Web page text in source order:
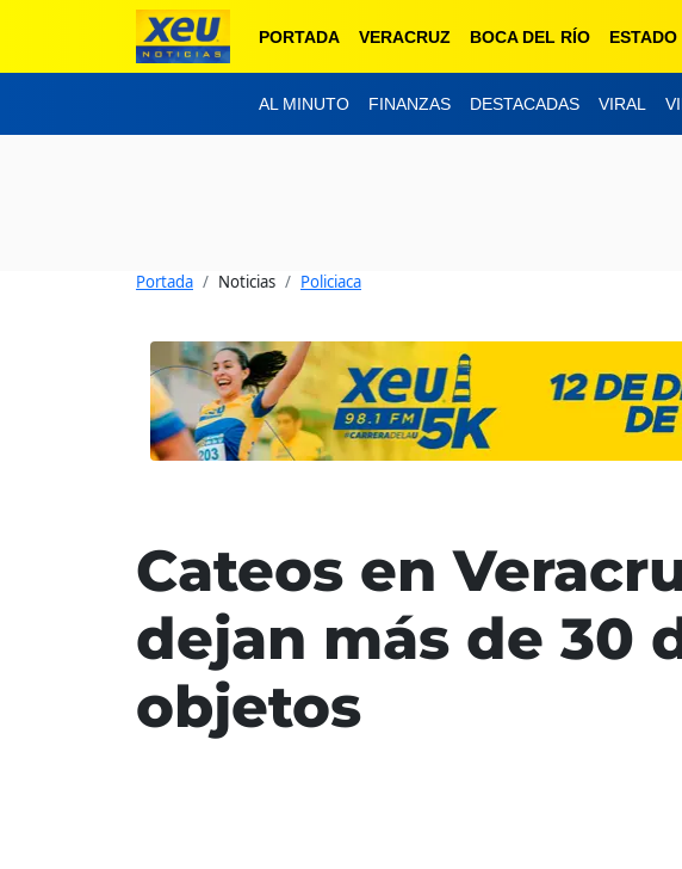
PORTADA VERACRUZ BOCA DEL RÍO ESTADO
AL MINUTO FINANZAS DESTACADAS VIRAL
Portada Noticias Policiaca
Cateos en
dejan más de 30
objetos